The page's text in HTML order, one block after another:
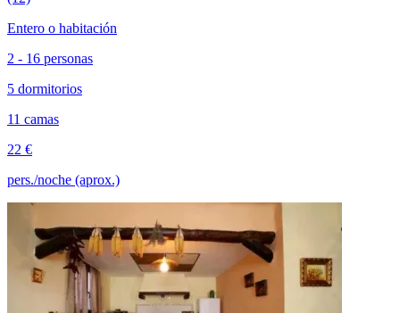
Entero o habitación
2 - 16 personas
5 dormitorios
11 camas
22 €
pers./noche (aprox.)